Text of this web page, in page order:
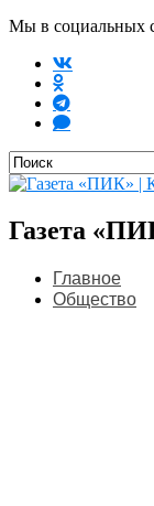
Мы в социальных
Газета
Главное
Общество